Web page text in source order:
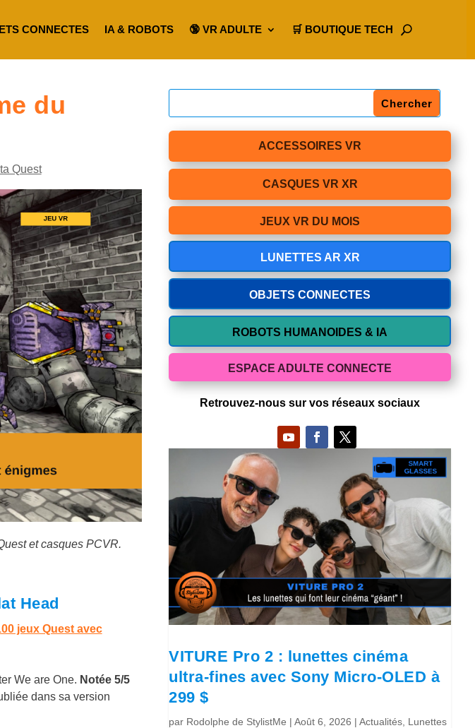
CONNECTES IA & ROBOTS 🔞 VR ADULTE 🛒 BOUTIQUE TECH
du
Quest
et casques PCVR.
Head
jeux Quest avec
We are One. Notée 5/5
dans sa version
ACCESSOIRES VR
CASQUES VR XR
JEUX VR DU MOIS
LUNETTES AR XR
OBJETS CONNECTES
ROBOTS HUMANOIDES & IA
ESPACE ADULTE CONNECTE
Retrouvez-nous sur vos réseaux sociaux
VITURE Pro 2 : lunettes cinéma
ultra-fines avec Sony Micro-OLED à
299 $
par Rodolphe de StylistMe |Août 6, 2026 |Actualités Lunettes